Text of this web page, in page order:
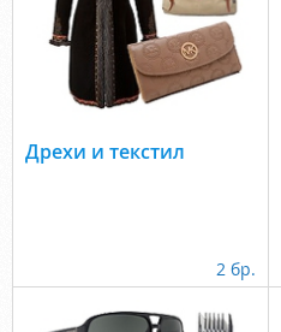
Дрехи и текстил
2 бр.